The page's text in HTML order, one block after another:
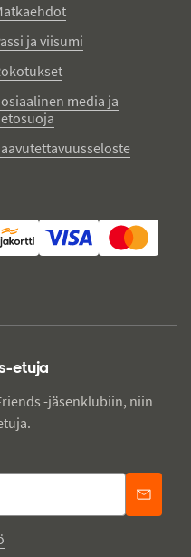
ja viisumi
media ja
etuja
-jäsenklubiin, niin